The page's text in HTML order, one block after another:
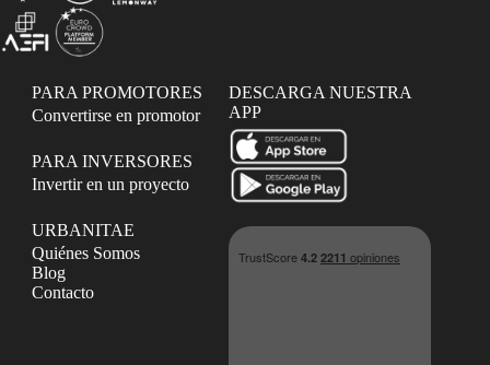
PARA PROMOTORES
Convertirse en promotor
PARA INVERSORES
Invertir en un proyecto
URBANITAE
Quiénes Somos
Blog
Contacto
DESCARGA NUESTRA
APP